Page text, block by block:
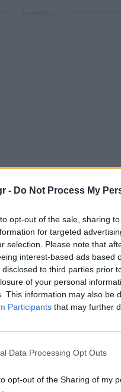
- Do Not Process My
opt-out of the sale, sharing
for targeted
selection. Please note that
interest-based ads based
disclosed to third parties prior
of your personal
This information may also be
Participants that may further
Data Processing Opt Outs
opt-out of the Sharing of my
και σκληρές
χρόνια,
πάγου για χιλιάδες
και καιρό ότι ο
γωνία της Γης σε σχέση
τη δεκαετία του 1920,